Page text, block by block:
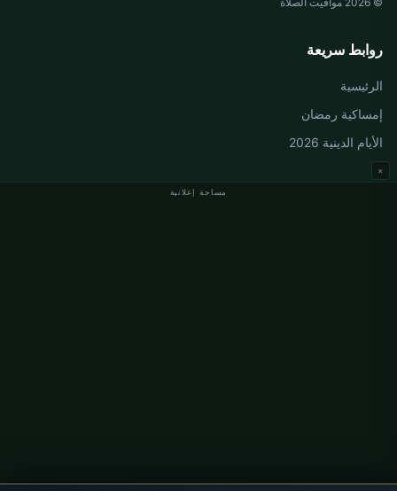
مساحة إعلانية
×
روابط سريعة
الرئيسية
إمساكية رمضان
الأيام الدينية 2026